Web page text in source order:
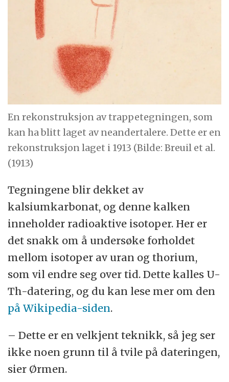
En rekonstruksjon av trappetegningen, som
kan ha blitt laget av neandertalere. Dette er en
rekonstruksjon laget i 1913 (Bilde: Breuil et al.
(1913)
Tegningene blir dekket av
kalsiumkarbonat, og denne kalken
inneholder radioaktive isotoper. Her er
det snakk om å undersøke forholdet
mellom isotoper av uran og thorium,
som vil endre seg over tid. Dette kalles U-
Th-datering, og du kan lese mer om den
på Wikipedia-siden.
– Dette er en velkjent teknikk, så jeg ser
ikke noen grunn til å tvile på dateringen,
sier Ørmen.